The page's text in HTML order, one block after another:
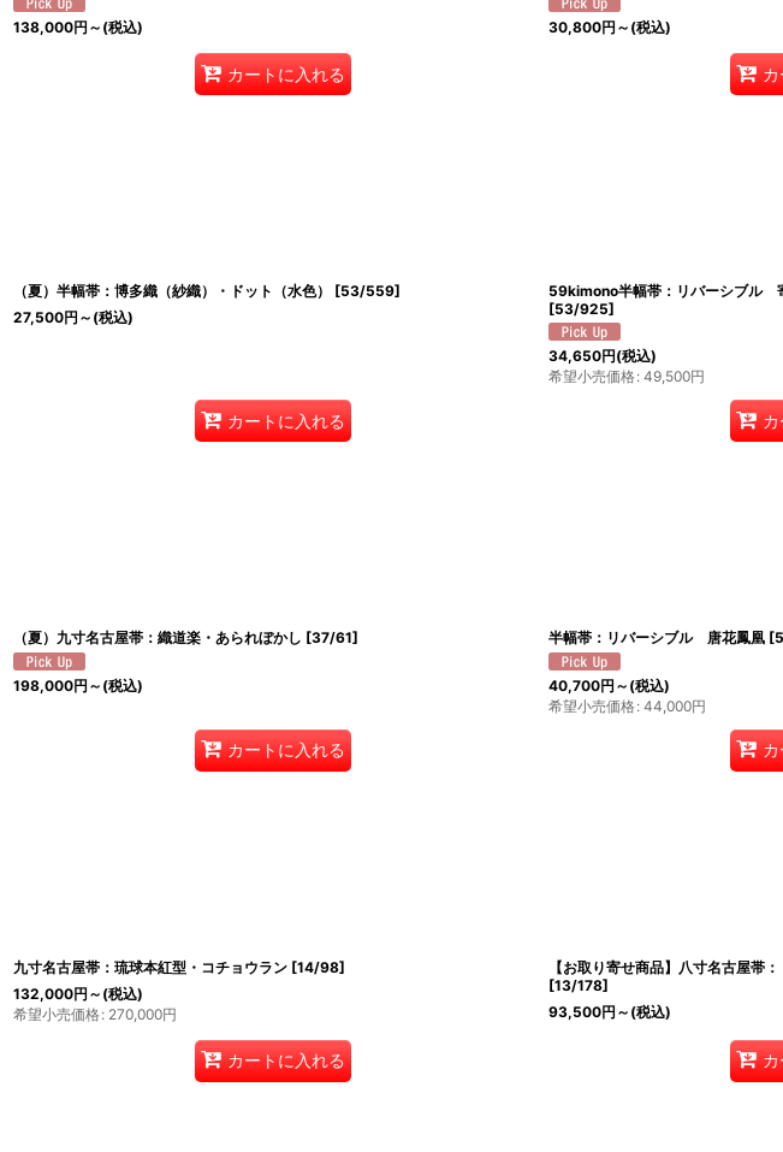
138,000円 ～ (税込)
カートに入れる
30,800円 ～ (税込)
カ
（夏）半幅帯：博多織（紗織）・ドット（水色） [53/559]
27,500円 ～ (税込)
カートに入れる
59kimono半幅帯：リバーシブル
[53/925]
34,650円(税込)
希望小売価格: 49,500円
カ
（夏）九寸名古屋帯：織道楽・あられぼかし [37/61]
198,000円 ～ (税込)
カートに入れる
半幅帯：リバーシブル 唐花鳳凰 [
40,700円 ～ (税込)
希望小売価格: 44,000円
カ
九寸名古屋帯：琉球本紅型・コチョウラン [14/98]
132,000円 ～ (税込)
希望小売価格: 270,000円
カートに入れる
【お取り寄せ商品】八寸名古屋帯
[13/178]
93,500円 ～ (税込)
カ